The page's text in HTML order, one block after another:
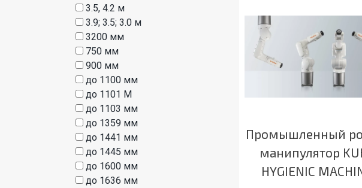
3.5, 4.2 м
3.9; 3.5; 3.0 м
3200 мм
750 мм
900 мм
до 1100 мм
до 1101 М
до 1103 мм
до 1359 мм
до 1441 мм
до 1445 мм
до 1600 мм
до 1636 мм
Промышленный
манипулятор
HYGIENIC